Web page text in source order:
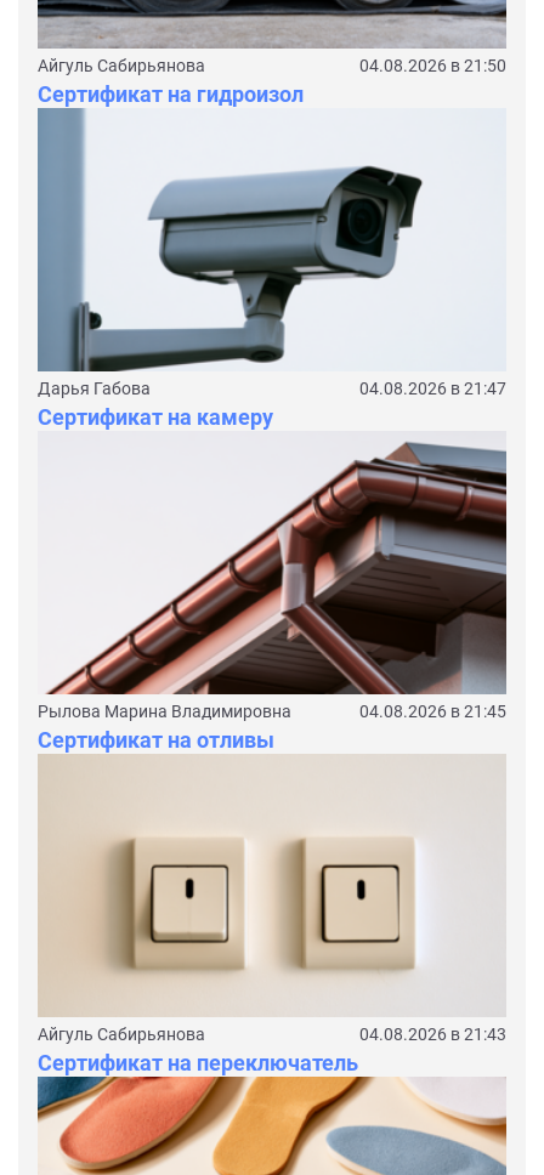
Айгуль Сабирьянова 04.08.2026 в 21:50
Сертификат на гидроизол
Дарья Габова 04.08.2026 в 21:47
Сертификат на камеру
Рылова Марина Владимировна 04.08.2026 в 21:45
Сертификат на отливы
Айгуль Сабирьянова 04.08.2026 в 21:43
Сертификат на переключатель